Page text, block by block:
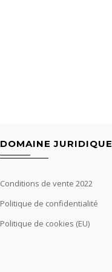
DOMAINE JURIDIQUE
Conditions de vente 2022
Politique de confidentialité
Politique de cookies (EU)